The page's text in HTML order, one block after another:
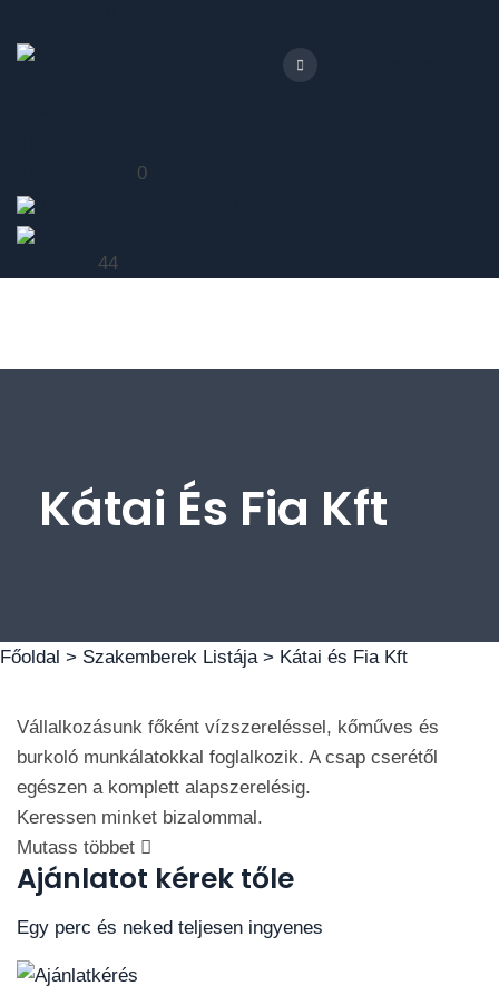
0
44
Kátai És Fia Kft
Főoldal > Szakemberek Listája > Kátai és Fia Kft
Vállalkozásunk főként vízszereléssel, kőműves és
burkoló munkálatokkal foglalkozik. A csap cserétől
egészen a komplett alapszerelésig.
Keressen minket bizalommal.
Mutass többet
Ajánlatot kérek tőle
Egy perc és neked teljesen ingyenes